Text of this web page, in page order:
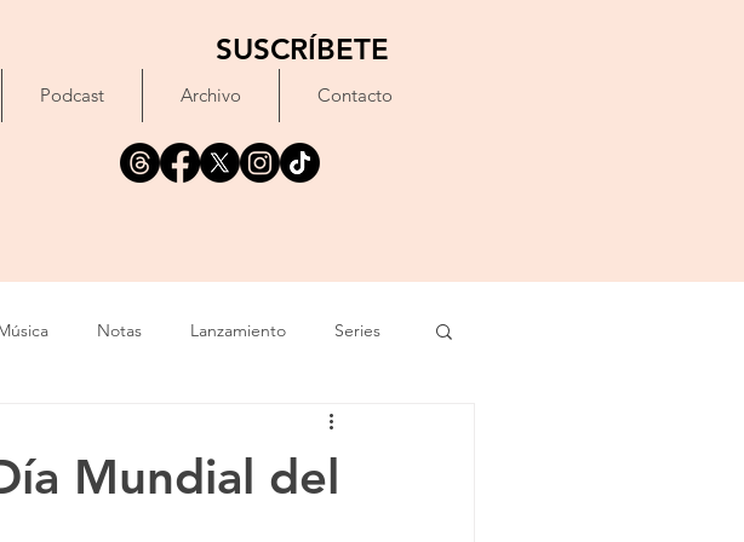
SUSCRÍBETE
Podcast Archivo Contacto
Notas Lanzamiento Series
Festival
Mundial del